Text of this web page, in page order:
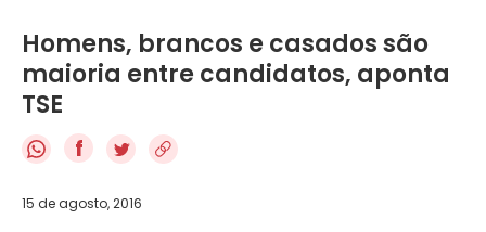
Homens, brancos e casados são
maioria entre candidatos, aponta
TSE
f
15 de agosto, 2016